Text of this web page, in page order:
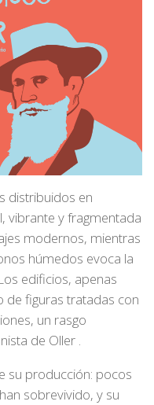
distribuidos en
vibrante y fragmentada
modernos, mientras
húmedos evoca la
edificios, apenas
de figuras tratadas con
un rasgo
de Oller .
su producción: pocos
sobrevivido, y su